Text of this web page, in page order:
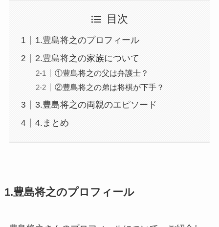
目次
1.豊島将之のプロフィール
2.豊島将之の家族について
①豊島将之の父は弁護士？
②豊島将之の弟は将棋が下手？
3.豊島将之の両親のエピソード
4.まとめ
1.豊島将之のプロフィール